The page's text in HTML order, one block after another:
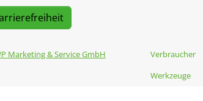
Marketing & Service GmbH
Verbraucher
Werkzeuge